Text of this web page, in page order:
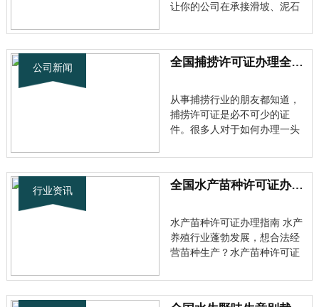
让你的公司在承接滑坡、泥石
石。但不少人申请时，就像踩
进雷区一步一炸，资料不全、
表格填错、审核驳回，那叫一
这张证书的申请全攻略，避开
那些坑坑···
公司新闻 全国捕捞许可证办理全攻略：从零基础到免检技巧大公开
从事捕捞行业的朋友都知道，
捕捞许可证是必不可少的证
件。很多人对于如何办理一头
种问题。今天我们就来聊聊捕
捞许可证的办理流程和那些鲜
为人知的免检技巧。 办理捕捞
确，捕捞许可证分为内陆水域
和海洋···
行业资讯 全国水产苗种许可证办理全攻略｜一文搞懂关键流程与合规要点
水产苗种许可证办理指南 水产
养殖行业蓬勃发展，想合法经
营苗种生产？水产苗种许可证
们掰开揉碎了聊聊办证那些事
儿。 为什么要办这个证？ 有人